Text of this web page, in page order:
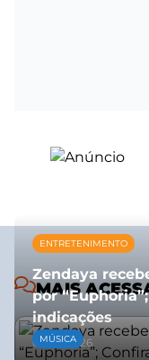
MAIS
ENTRETENIMENTO
Zendaya
por
indicações
08/07/2026
MÚSICA